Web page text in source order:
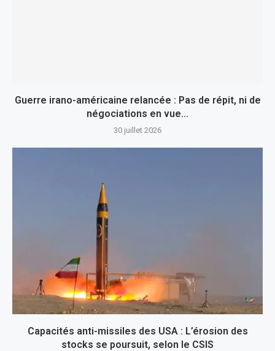
Guerre irano-américaine relancée : Pas de répit, ni de
négociations en vue…
30 juillet 2026
Capacités anti-missiles des USA : L’érosion des
stocks se poursuit, selon le CSIS